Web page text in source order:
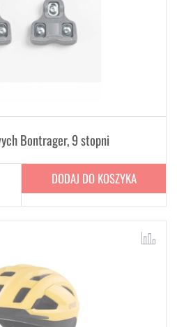
Bontrager, 9 stopni
DODAJ DO KOSZYKA